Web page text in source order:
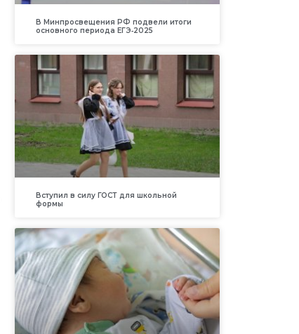
В Минпросвещения РФ подвели итоги
основного периода ЕГЭ‑2025
Вступил в силу ГОСТ для школьной
формы